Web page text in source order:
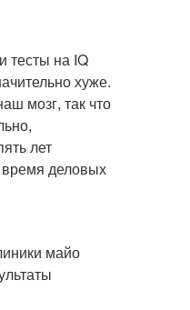
тесты на IQ
хуже.
мозг, так что
лет
время деловых
майо